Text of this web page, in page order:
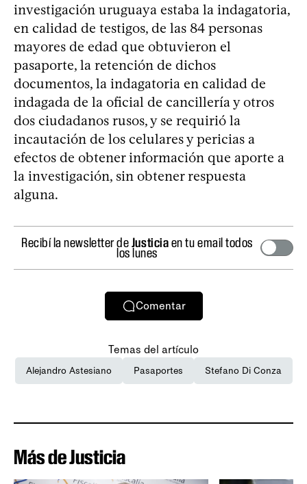
investigación uruguaya estaba la indagatoria,
en calidad de testigos, de las 84 personas
mayores de edad que obtuvieron el
pasaporte, la retención de dichos
documentos, la indagatoria en calidad de
indagada de la oficial de cancillería y otros
dos ciudadanos rusos, y se requirió la
incautación de los celulares y pericias a
efectos de obtener información que aporte a
la investigación, sin obtener respuesta
alguna.
Recibí la newsletter deJusticiaen tu email todos
los lunes
Comentar
Temas del artículo
Alejandro Astesiano Pasaportes Stefano Di Conza
Más de Justicia